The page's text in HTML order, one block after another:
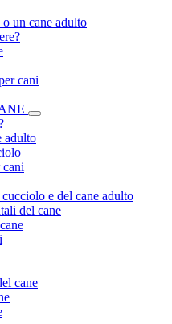
un cane adulto
cani
adulto
cani
e del cane adulto
del cane
cane